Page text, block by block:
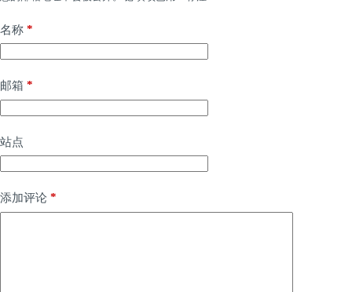
名称 *
邮箱 *
站点
添加评论 *